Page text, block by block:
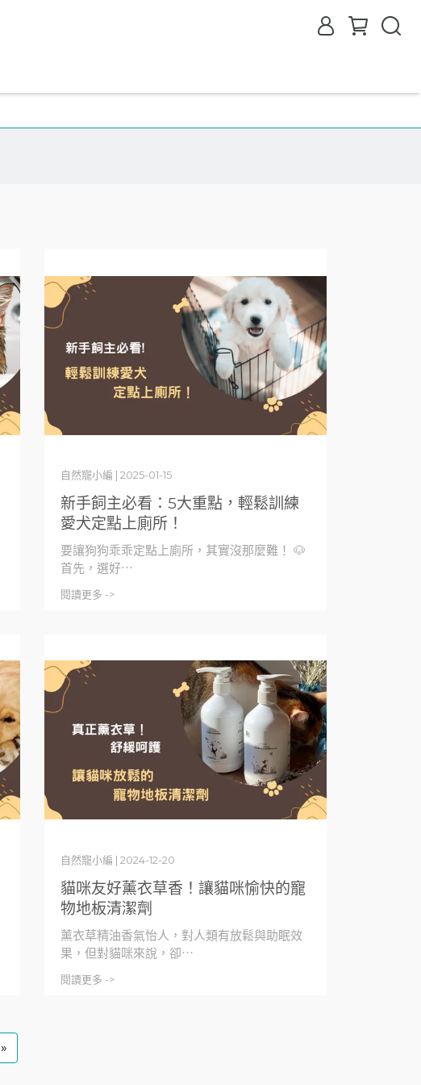
新手飼主必看：5大重點，輕鬆訓練
愛犬定點上廁所！
自然寵小編 | 2025-01-15
要讓狗狗乖乖定點上廁所，其實沒那麼難！ 🐶
首先，選好⋯
閱讀更多 ->
貓咪友好薰衣草香！讓貓咪愉快的寵
物地板清潔劑
自然寵小編 | 2024-12-20
薰衣草精油香氣怡人，對人類有放鬆與助眠效
果，但對貓咪來說，卻⋯
閱讀更多 ->
»